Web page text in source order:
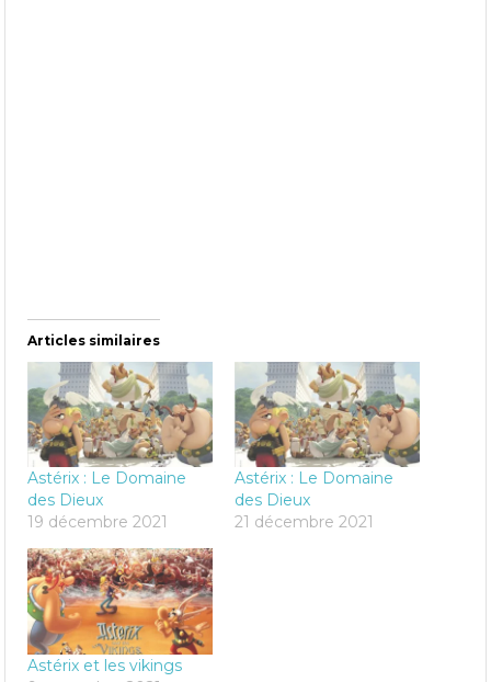
Articles similaires
Astérix : Le Domaine
des Dieux
19 décembre 2021
Astérix : Le Domaine
des Dieux
21 décembre 2021
Astérix et les vikings